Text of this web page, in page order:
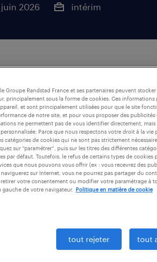
2026 intérim
descriptif du poste
Seriez-vous l'élément clé pour
maintenance (F/H) ?
Votre mission principale consistera
fonctionnement et l'entretien des
- Effectuer des opérations de
Groupe Randstad France et ses partenaires peuvent
principalement sous la forme de cookies. Ces informations
et sont principalement utilisées pour que le site
de notre site, et pour vous proposer des publicités
ne permettent pas de vous identifier directement,
Parce que nous respectons votre droit à la vie
catégories de cookies qui ne sont pas strictement
sur “paramétrer”, puis sur les titres des différentes
par défaut. Toutefois, le refus de certains types de cookies
que nous pouvons vous offrir (ex : vous recevrez des
sur Internet, vous ne pourrez pas partager du
retirer votre consentement ou modifier votre paramétrage à
gauche de votre navigateur.
Politique en matière de cookie
tout rejeter tout